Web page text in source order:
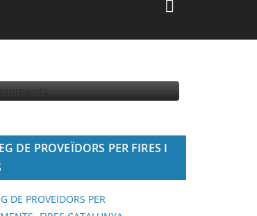
DE PROVEÏDORS PER FIRES I